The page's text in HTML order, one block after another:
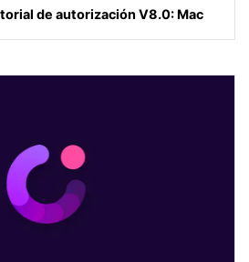
de autorización V8.0: Mac